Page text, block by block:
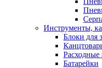
Инструменты,
Блоки для
Расходные
Батарейки